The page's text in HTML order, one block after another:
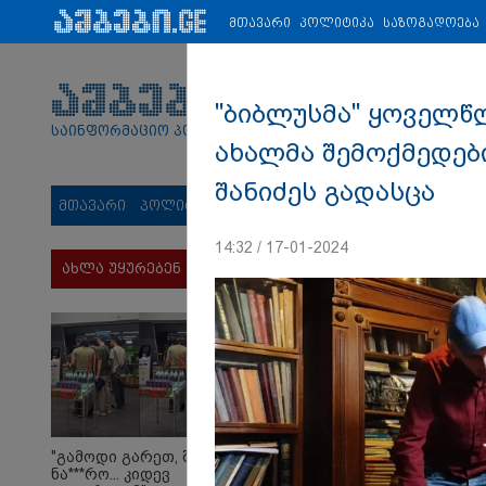
პარტნიორები: ახალი ამბები ეკონომიკა ვიდეო
საინფორმაციო პორტალი
მთავარი პოლიტიკა საზოგადოება სამართალი
ახლა უყურებენ
"გამოდი გარეთ, შე,
ნა***რო... კიდევ
მთავარი პოლიტიკა საზოგადოება
"ბიბლუსმა"
ახალმა
შანიძეს გადასცა
14:32 / 17-01-2024